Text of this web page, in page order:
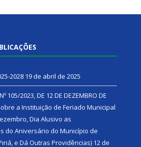
2028 19 de abril de 2025
105/2023, DE 12 DE DEZEMBRO DE
a Instituição de Feriado Municipal
Dia Alusivo as
do Aniversário do Município de
e Dá Outras Providências) 12 de